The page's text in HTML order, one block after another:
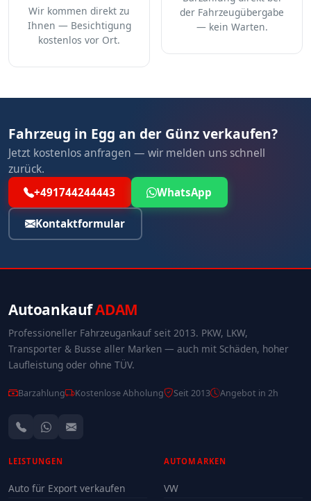
Wir kommen direkt zu
Ihnen — Besichtigung
kostenlos vor Ort.
der Fahrzeugübergabe
— kein Warten.
Fahrzeug in Egg an der Günz verkaufen?
Jetzt kostenlos anfragen — wir melden uns schnell
zurück.
+491744244443 WhatsApp
Kontaktformular
AutoankaufADAM
Professioneller Fahrzeugankauf seit 2013. PKW, LKW,
Transporter & Busse aller Marken — auch mit Schäden, hoher
Laufleistung oder ohne TÜV.
Barzahlung Kostenlose Abholung Seit 2013 Angebot in 2h
LEISTUNGEN
Auto für Export verkaufen
AUTOMARKEN
VW